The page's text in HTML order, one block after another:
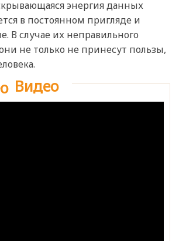
энергия данных
в постоянном пригляде и
В случае их неправильного
не только не принесут пользы,
Видео